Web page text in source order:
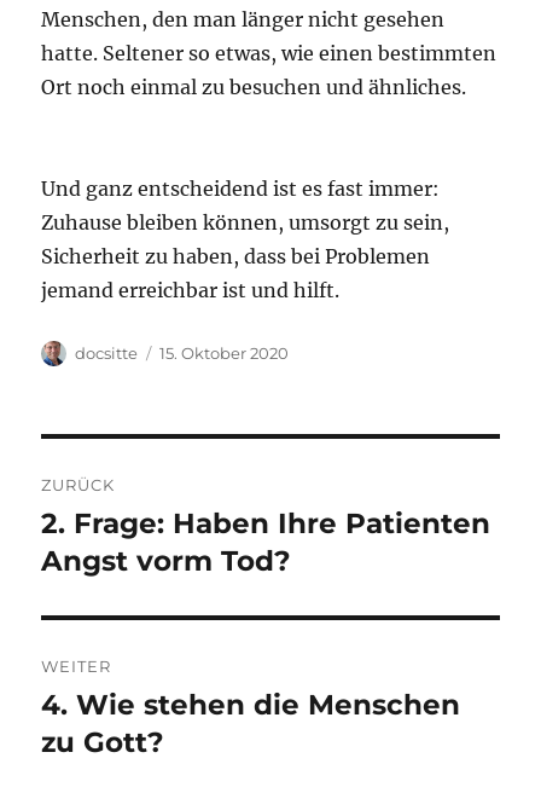
Menschen, den man länger nicht gesehen
hatte. Seltener so etwas, wie einen bestimmten
Ort noch einmal zu besuchen und ähnliches.
Und ganz entscheidend ist es fast immer:
Zuhause bleiben können, umsorgt zu sein,
Sicherheit zu haben, dass bei Problemen
jemand erreichbar ist und hilft.
Autor
docsitte
Veröffentlicht
15. Oktober 2020
ZURÜCK
Vorheriger
Beitrag:
2. Frage: Haben Ihre Patienten
Angst vorm Tod?
WEITER
Nächster
Beitrag:
4. Wie stehen die Menschen
zu Gott?